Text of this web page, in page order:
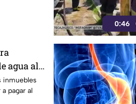
0:46
agua al
inmuebles
pagar al